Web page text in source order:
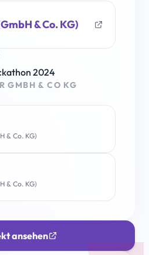
& Co. KG)
2024
GMBH & CO KG
& Co. KG)
& Co. KG)
ansehen